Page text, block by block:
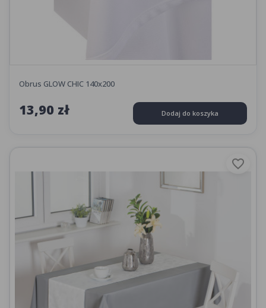
Obrus GLOW CHIC 140x200
13,90 zł Dodaj do koszyka
favorite_border